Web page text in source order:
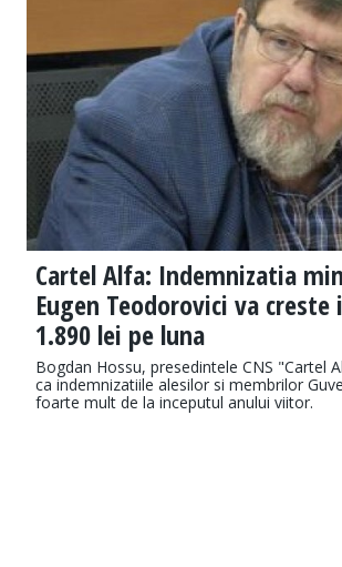
Cartel Alfa: Indemnizatia
Eugen Teodorovici va creste
1.890 lei pe luna
Bogdan Hossu, presedintele CNS "Cartel
ca indemnizatiile alesilor si membrilor
foarte mult de la inceputul anului viitor.